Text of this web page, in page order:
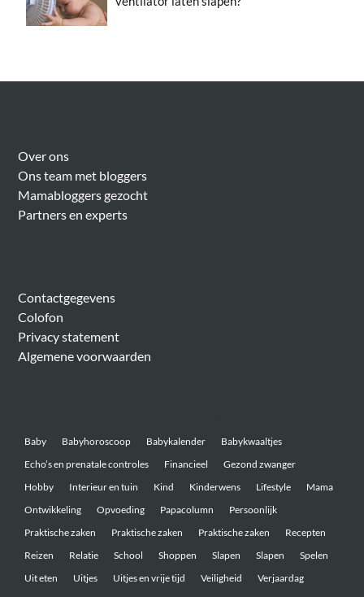
Over ons
Ons team met bloggers
Mamabloggers gezocht
Partners en experts
Contactgegevens
Colofon
Privacy statement
Algemene voorwaarden
Baby Babyhoroscoop Babykalender
Babykwaaltjes
Echo’s en prenatale controles
Financieel
Gezond zwanger
Hobby
Interieur en tuin Kind Kinderwens Lifestyle
Mama
Ontwikkeling
Opvoeding Papacolumn
Persoonlijk
Praktische zaken
Praktische zaken Praktische zaken
Recepten
Reizen
Relatie School Shoppen Slapen Slapen
Spelen
Uit eten
Uitjes Uitjes en vrije tijd Veiligheid
Verjaardag